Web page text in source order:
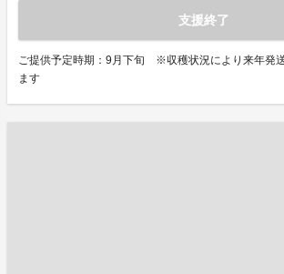
支援終了
ご提供予定時期：9月下旬 ※収穫状況により来年発
ます